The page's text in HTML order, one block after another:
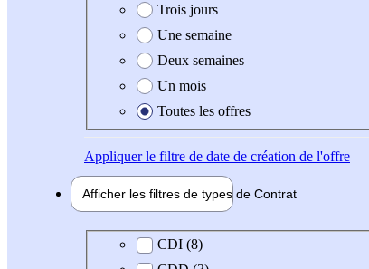
Trois jours
Une semaine
Deux semaines
Un mois
Toutes les offres
Appliquerle filtre de date de création de l'offre
Afficher les filtres de types de Contrat
Type de contrat
CDI (8)